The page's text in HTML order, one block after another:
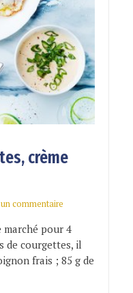
crème
commentaire
pour 4
de courgettes, il
frais ; 85 g de